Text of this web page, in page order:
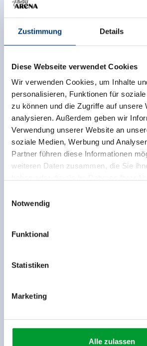
Zustimmung Details
Diese Webseite verwendet Cookies
Wir verwenden Cookies, um Inhalte
personalisieren, Funktionen für
zu können und die Zugriffe auf unsere
analysieren. Außerdem geben wir
Verwendung unserer Website an
soziale Medien, Werbung und
Partner führen diese Informationen
weiteren Daten zusammen, die Sie
Rohr 23// A-6280 Zell am Ziller
www.zillertalarena.com
Notwendig
Funktional
Statistiken
Marketing
Alle zulassen
Bewertungen und errechnet einen